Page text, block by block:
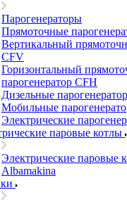
Парогенераторы
Прямоточные
Вертикальный
CFV
Горизонтальный
парогенератор CFH
Дизельные
Мобильные
Электрические
паровые котлы
Электрические паровые
Albamakina